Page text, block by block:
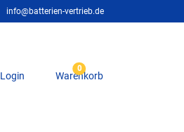
info@batterien-vertrieb.de
Login
0
Warenkorb